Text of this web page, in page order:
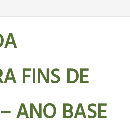
FINS DE
ANO BASE